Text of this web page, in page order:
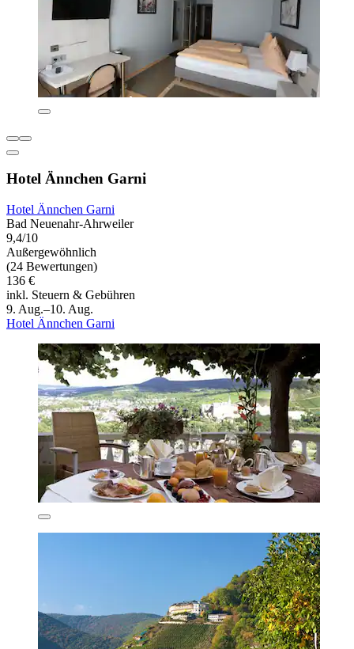
Hotel Ännchen Garni
Hotel Ännchen Garni
Bad Neuenahr-Ahrweiler
9,4/10
Außergewöhnlich
(24 Bewertungen)
136 €
inkl. Steuern & Gebühren
9. Aug.–10. Aug.
Hotel Ännchen Garni